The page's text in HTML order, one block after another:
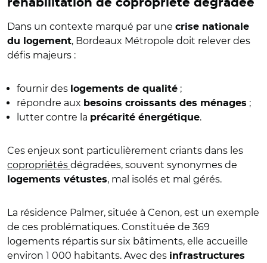
réhabilitation de copropriété dégradée
Dans un contexte marqué par une crise nationale
du logement, Bordeaux Métropole doit relever des
défis majeurs :
fournir des logements de qualité ;
répondre aux besoins croissants des ménages ;
lutter contre la précarité énergétique.
Ces enjeux sont particulièrement criants dans les
copropriétés dégradées, souvent synonymes de
logements vétustes, mal isolés et mal gérés.
La résidence Palmer, située à Cenon, est un exemple
de ces problématiques. Constituée de 369
logements répartis sur six bâtiments, elle accueille
environ 1 000 habitants. Avec des infrastructures